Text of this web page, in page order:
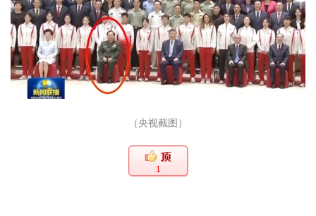
（央视截图）
1